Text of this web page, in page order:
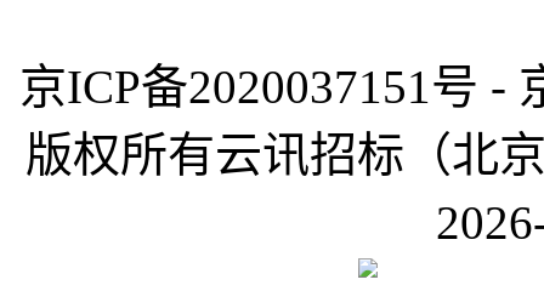
京ICP备2020037151号 -
版权所有云讯招标（北